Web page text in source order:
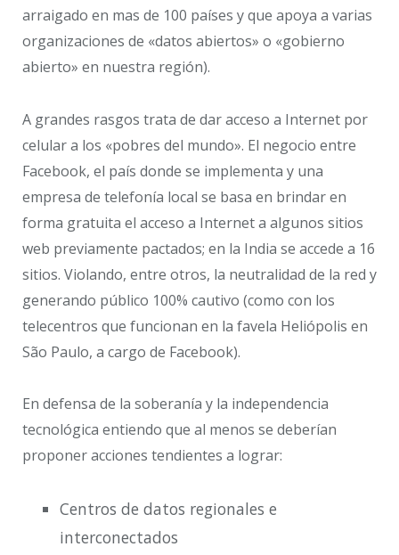
arraigado en mas de 100 países y que apoya a varias
organizaciones de «datos abiertos» o «gobierno
abierto» en nuestra región).
A grandes rasgos trata de dar acceso a Internet por
celular a los «pobres del mundo». El negocio entre
Facebook, el país donde se implementa y una
empresa de telefonía local se basa en brindar en
forma gratuita el acceso a Internet a algunos sitios
web previamente pactados; en la India se accede a 16
sitios. Violando, entre otros, la neutralidad de la red y
generando público 100% cautivo (como con los
telecentros que funcionan en la favela Heliópolis en
São Paulo, a cargo de Facebook).
En defensa de la soberanía y la independencia
tecnológica entiendo que al menos se deberían
proponer acciones tendientes a lograr:
Centros de datos regionales e
interconectados